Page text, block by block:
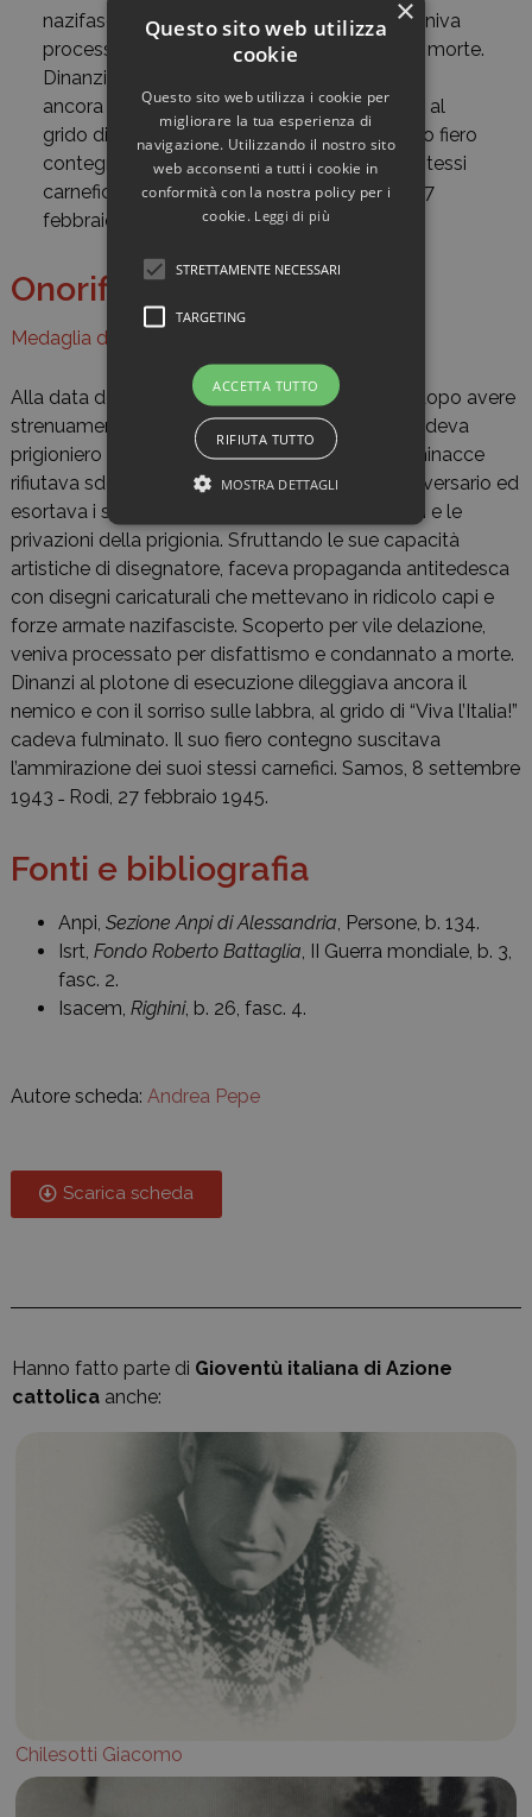
nazifasciste. Scoperto per vile delazione, veniva
processato per disfattismo e condannato a morte.
Dinanzi al plotone di esecuzione dileggiava
ancora il nemico e con il sorriso sulle labbra, al
grido di “Viva l’Italia!” cadeva fulminato. Il suo fiero
contegno suscitava l’ammirazione dei suoi stessi
carnefici. Samos, 8 settembre 1943 ˗ Rodi, 27
febbraio 1945».
Onorificenze
Medaglia d'oro al valore militare
Alla data dell’armistizio dell’8 settembre 1943, dopo avere
strenuamente combattuto contro i tedeschi, cadeva
prigioniero del nemico. Malgrado promesse e minacce
rifiutava sdegnosamente di collaborare con l’avversario ed
esortava i suoi compagni a sopportare gli stenti e le
privazioni della prigionia. Sfruttando le sue capacità
artistiche di disegnatore, faceva propaganda antitedesca
con disegni caricaturali che mettevano in ridicolo capi e
forze armate nazifasciste. Scoperto per vile delazione,
veniva processato per disfattismo e condannato a morte.
Dinanzi al plotone di esecuzione dileggiava ancora il
nemico e con il sorriso sulle labbra, al grido di “Viva l’Italia!”
cadeva fulminato. Il suo fiero contegno suscitava
l’ammirazione dei suoi stessi carnefici. Samos, 8 settembre
1943 ˗ Rodi, 27 febbraio 1945.
Fonti e bibliografia
Anpi, Sezione Anpi di Alessandria, Persone, b. 134.
Isrt, Fondo Roberto Battaglia, II Guerra mondiale, b. 3,
fasc. 2.
Isacem, Righini, b. 26, fasc. 4.
Autore scheda: Andrea Pepe
Scarica scheda
Hanno fatto parte di Gioventù italiana di Azione
cattolica anche:
Chilesotti Giacomo
×
Questo sito web utilizza
cookie
Questo sito web utilizza i cookie per
migliorare la tua esperienza di
navigazione. Utilizzando il nostro sito
web acconsenti a tutti i cookie in
conformità con la nostra policy per i
cookie. Leggi di più
STRETTAMENTE NECESSARI
TARGETING
ACCETTA TUTTO
RIFIUTA TUTTO
MOSTRA DETTAGLI